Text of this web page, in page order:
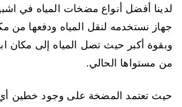
لدينا أفضل أنواع مضخات المياه في
جهاز نستخدمه لنقل المياه ودفعها من
وبقوة أكبر حيث تصل المياه إلى مكان
من مستواها الحالي.
حيث تعتمد المضخة على وجود خطين